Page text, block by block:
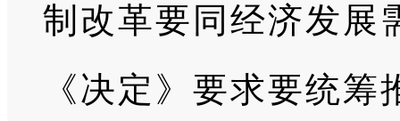
制改革要同经济发展
《决定》要求要统